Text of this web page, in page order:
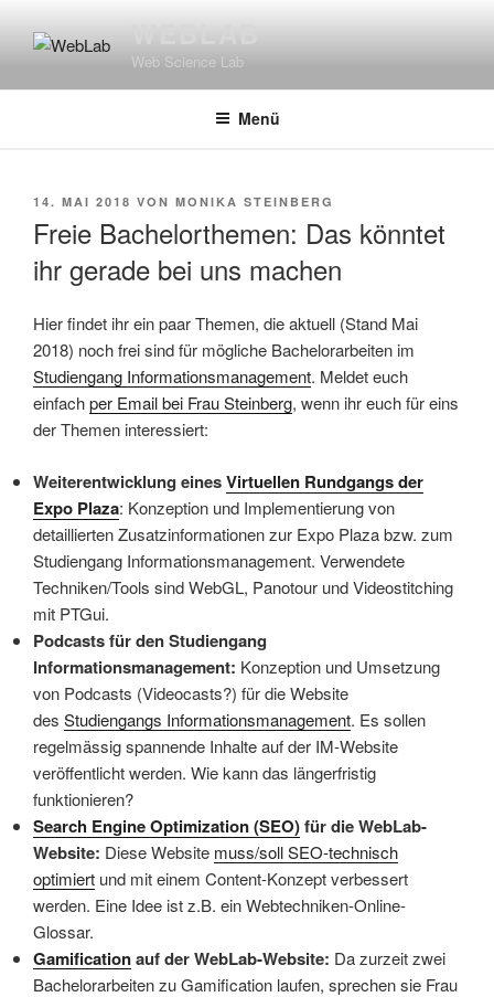
Inhalt
WEBLAB
Web Science Lab
Menü
VERÖFFENTLICHT
14. MAI 2018 VON MONIKA STEINBERG
Freie Bachelorthemen: Das könntet
ihr gerade bei uns machen
Hier findet ihr ein paar Themen, die aktuell (Stand Mai
2018) noch frei sind für mögliche Bachelorarbeiten im
Studiengang Informationsmanagement. Meldet euch
einfachper Email bei Frau Steinberg, wenn ihr euch für eins
der Themen interessiert:
Weiterentwicklung einesVirtuellen Rundgangs der
Expo Plaza: Konzeption und Implementierung von
detaillierten Zusatzinformationen zur Expo Plaza bzw. zum
Studiengang Informationsmanagement. Verwendete
Techniken/Tools sind WebGL, Panotour und Videostitching
mit PTGui.
Podcasts für den Studiengang
Informationsmanagement: Konzeption und Umsetzung
von Podcasts (Videocasts?) für die Website
des Studiengangs Informationsmanagement. Es sollen
regelmässig spannende Inhalte auf der IM-Website
veröffentlicht werden. Wie kann das längerfristig
funktionieren?
Search Engine Optimization (SEO)für die WebLab-
Website: Diese Website muss/soll SEO-technisch
optimiert und mit einem Content-Konzept verbessert
werden. Eine Idee ist z.B. ein Webtechniken-Online-
Glossar.
Gamificationauf der WebLab-Website: Da zurzeit zwei
Bachelorarbeiten zu Gamification laufen, sprechen sie Frau